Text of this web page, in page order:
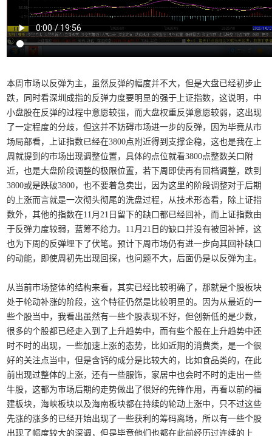
本周市场以反弹为主，虽然反弹的幅度并不大，但是大盘已经初步止
跌，同时看深圳成指的反弹力度要明显的强于上证指数，这说明，中
小盘股在反弹的过程中意愿较强，而大盘权重反弹意愿较弱，这出现
了一定程度的分歧，但这并不妨碍市场进一步的反弹，因为毕竟从市
场局部看，上证指数已经在3800点附近得到支撑企稳，这也是我在上
周就提到的市场出现调整位置，具体的点位就看3800点整数关口附
近，也是大盘阶段调整的极限位置，若下周即使再有回档调整，跌到
3800或是跌破3800，也不要着急卖出，因为这里的阶段调整对于后期
的上涨而言就是一次彻头彻尾的洗盘过程，从技术形态看，除上证指
数外，其他的指数在11月21日留下的缺口都已经回补，而上证指数由
于反弹力度较弱，蓝筹不给力。11月21日的缺口并没有被回补掉，这
也为下周的反弹埋下了伏笔。预计下周市场仍有进一步向其回补缺口
的动能，即使周初先出现回探，也问题不大，后面仍是以反弹为主。
从当前市场整体的结构来看，其实已经比较明确了，那就是个股板块
处于轮动补涨的阶段，这个特征仍然是比较明显的。因为从最近的一
些个股当中，我看出虽然有一些个股表现不好，但创新低的是少数，
很多的个股都已经走入到了上升趋势中，而有些个股在上升趋势中还
时不时的出现，一些加速上涨的态势，比如近期的消费类，是一个很
好的关注点当中，但是含钙的成分是比较大的，比如食品类的，在此
前出现过整体的上涨，还有一些服饰，家居中也会时不时的走出一些
牛股，这都为市场后期的走势做出了很好的先锋作用，再看以前的福
建板块，海峡板块以及海南板块都在持续的轮动上涨中，只不过这些
先涨的涨多的已经开始出现了一些获利的筹码离场，所以有一些个股
出现了幅度较大的深调，但是毕竟他们也都在此前经历过连续的上